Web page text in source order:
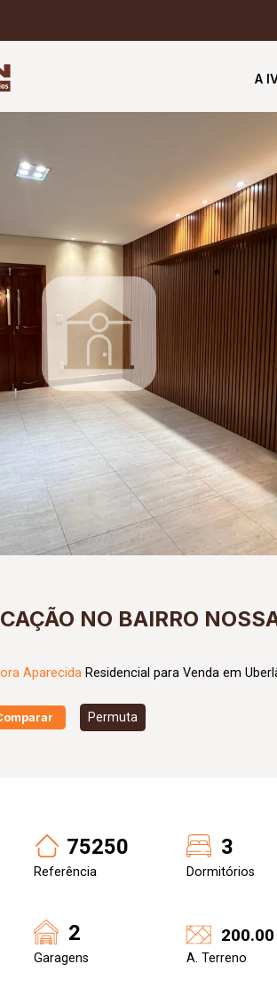
A
NO BAIRRO
Aparecida Residencial para Venda em
Permuta
75250
Referência
3
Dormitórios
2
Garagens
200.00
A. Terreno